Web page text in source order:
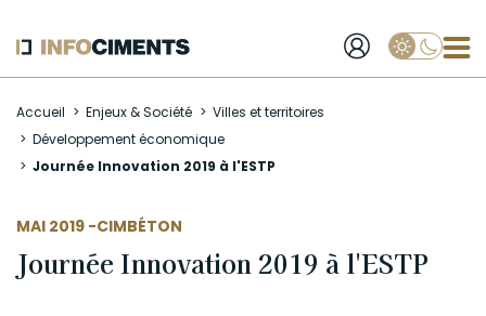
au
contenu
principal
Accueil Enjeux & Société
Villes et territoires
Développement économique
Journée Innovation 2019 à l'ESTP
MAI 2019 -
AUTEUR CIMBÉTON
Journée Innovation 2019 à l'ESTP